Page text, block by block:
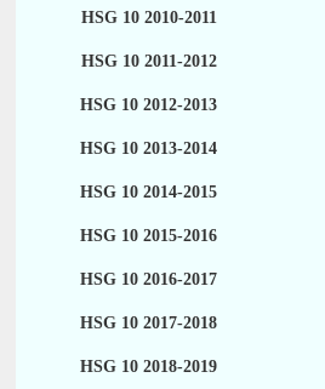
HSG 10 2010-2011
HSG 10 2011-2012
HSG 10 2012-2013
HSG 10 2013-2014
HSG 10 2014-2015
HSG 10 2015-2016
HSG 10 2016-2017
HSG 10 2017-2018
HSG 10 2018-2019